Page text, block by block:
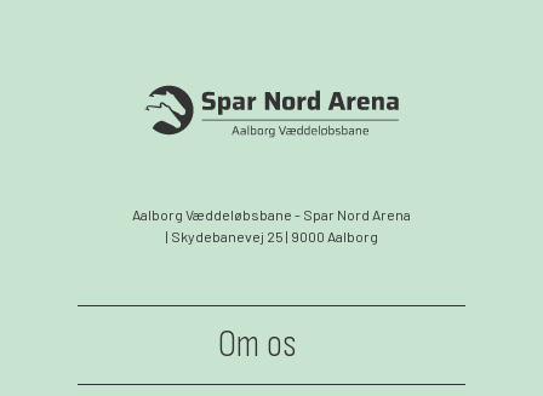
Aalborg Væddeløbsbane - Spar Nord Arena
| Skydebanevej 25 | 9000 Aalborg
Om os